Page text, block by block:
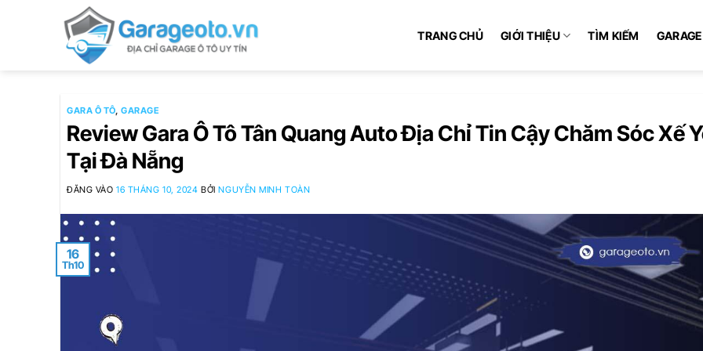
TRANG CHỦ GIỚI THIỆU TÌM KIẾM
GARA Ô TÔ,GARAGE
Review Gara Ô Tô Tân Quang Auto Địa Chỉ Tin Cậy Chăm Sóc Xế
Tại Đà Nẵng
ĐĂNG VÀO16 THÁNG 10, 2024 BỞINGUYỄN MINH TOÀN
16
Th10